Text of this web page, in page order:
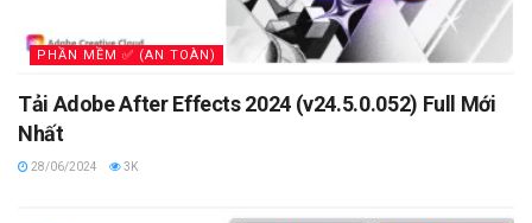
PHẦN MỀM ✅ (AN TOÀN)
Tải Adobe After Effects 2024 (v24.5.0.052) Full Mới
Nhất
28/06/2024 3K